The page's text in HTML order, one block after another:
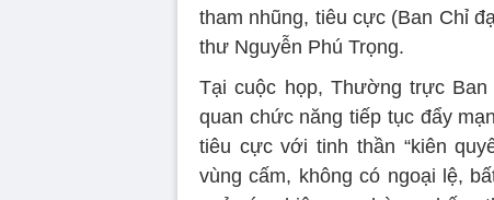
tham nhũng, tiêu cực (Ban Chỉ
thư Nguyễn Phú Trọng.
Tại cuộc họp, Thường trực
quan chức năng tiếp tục đẩy
tiêu cực với tinh thần “kiên
vùng cấm, không có ngoại lệ,